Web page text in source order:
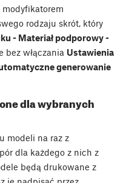
rodzaju skrót, który
- Materiał podporowy -
bez włączania Ustawienia
generowanie
dla wybranych
modeli na raz z
dla każdego z nich z
będą drukowane z